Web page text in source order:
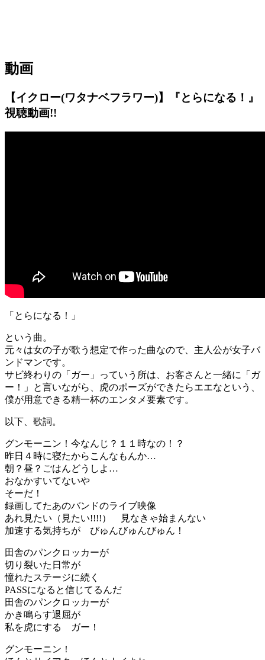
動画
【イクロー(ワタナベフラワー)】『とらになる！』
視聴動画!!
「とらになる！」
という曲。
元々は女の子が歌う想定で作った曲なので、主人公が女子バ
ンドマンです。
サビ終わりの「ガー」っていう所は、お客さんと一緒に「ガ
ー！」と言いながら、虎のポーズができたらエエなという、
僕が用意できる精一杯のエンタメ要素です。
以下、歌詞。
グンモーニン！今なんじ？１１時なの！？
昨日４時に寝たからこんなもんか…
朝？昼？ごはんどうしよ…
おなかすいてないや
そーだ！
録画してたあのバンドのライブ映像
あれ見たい（見たい!!!!） 見なきゃ始まんない
加速する気持ちが びゅんびゅんびゅん！
田舎のパンクロッカーが
切り裂いた日常が
憧れたステージに続く
PASSになると信じてるんだ
田舎のパンクロッカーが
かき鳴らす退屈が
私を虎にする ガー！
グンモーニン！